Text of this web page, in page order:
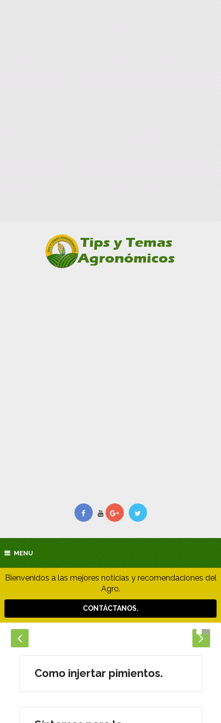
MENU
Bienvenidos a las mejores noticias y recomendaciones del
Agro.
CONTÁCTANOS.
Como injertar pimientos.